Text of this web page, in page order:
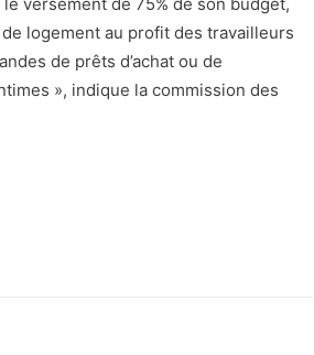
logement au profit des travailleurs
de prêts d’achat ou de
», indique la commission des